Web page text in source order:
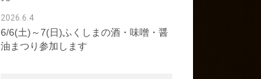
2026.6.4
6/6(土)～7(日)ふくしまの酒・味噌・醤
油まつり参加します